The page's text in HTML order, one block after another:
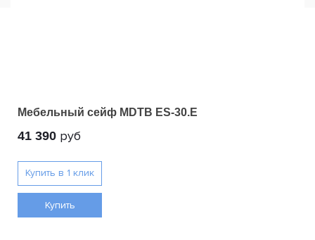
Мебельный сейф MDTB ES-30.Е
41 390 руб
Купить